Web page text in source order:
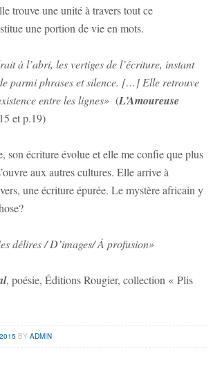
trouve une unité à travers tout ce
une portion de vie en mots.
à l’abri, les vertiges de l’écriture, instant
parmi phrases et silence. […] Elle retrouve
entre les lignes» (L’Amoureuse
et p.19)
son écriture évolue et elle me confie que plus
aux autres cultures. Elle arrive à
une écriture épurée. Le mystère africain y
délires / D’images/ À profusion»
, poésie, Éditions Rougier, collection « Plis
BYADMIN